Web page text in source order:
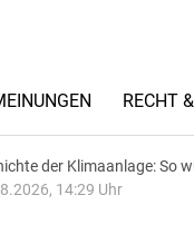
RECHT
der Klimaanlage: So
14:29 Uhr